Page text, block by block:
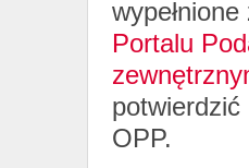
Portalu
potwierdzić
OPP.